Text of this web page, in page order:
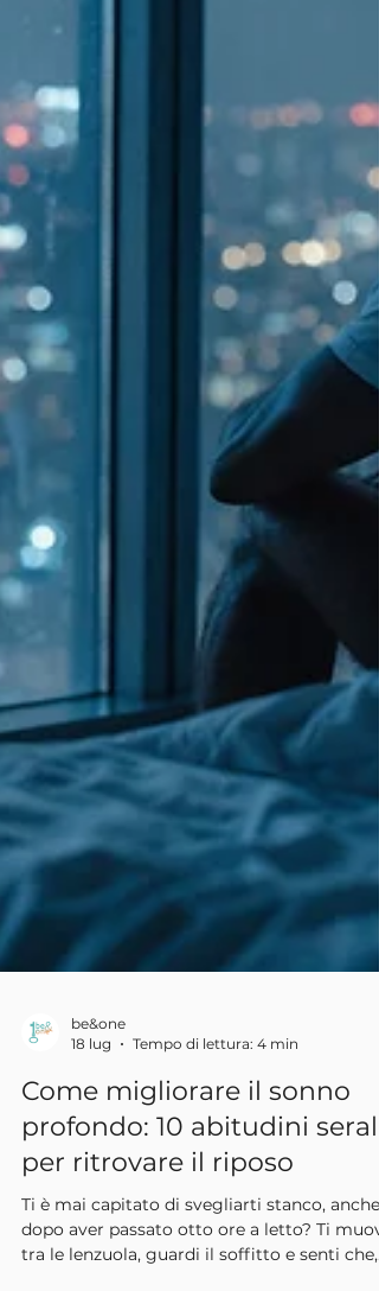
18 lug
Tempo di lettura: 4 min
Come migliorare il sonno
profondo: 10 abitudini serali
per ritrovare il riposo
Ti è mai capitato di svegliarti stanco, anche